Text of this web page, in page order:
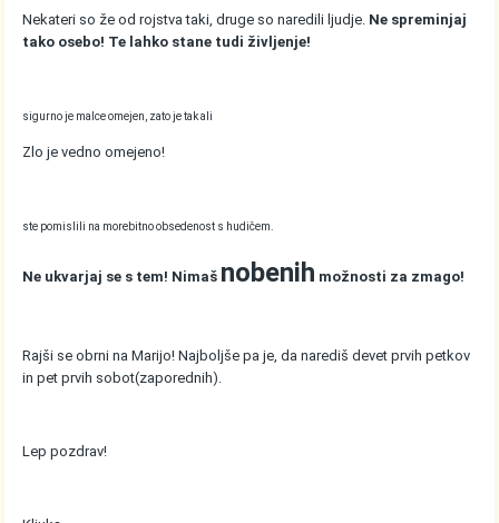
Nekateri so že od rojstva taki, druge so naredili ljudje. Ne spreminjaj
tako osebo! Te lahko stane tudi življenje!
sigurno je malce omejen, zato je tak ali
Zlo je vedno omejeno!
ste pomislili na morebitno obsedenost s hudičem.
Ne ukvarjaj se s tem! Nimaš nobenih možnosti za zmago!
Rajši se obrni na Marijo! Najboljše pa je, da narediš devet prvih petkov
in pet prvih sobot(zaporednih).
Lep pozdrav!